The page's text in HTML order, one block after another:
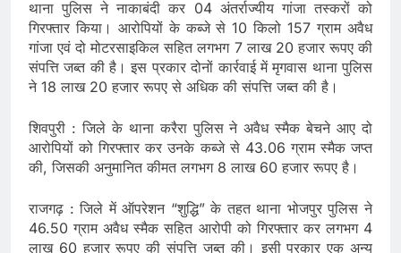
थाना पुलिस ने नाकाबंदी कर 04 अंतर्राज्यीय गांजा तस्करों को
गिरफ्तार किया। आरोपियों के कब्जे से 10 किलो 157 ग्राम अवैध
गांजा एवं दो मोटरसाइकिल सहित लगभग 7 लाख 20 हजार रूपए की
संपत्ति जब्‍त की है। इस प्रकार दोनों कार्रवाई में मृगवास थाना पुलिस
ने 18 लाख 20 हजार रूपए से अधिक की संपत्ति जब्‍त की है।
शिवपुरी : जिले के थाना करैरा पुलिस ने अवैध स्मैक बेचने आए दो
आरोपियों को गिरफ्तार कर उनके कब्जे से 43.06 ग्राम स्मैक जप्त
की, जिसकी अनुमानित कीमत लगभग 8 लाख 60 हजार रूपए है।
राजगढ़ : जिले में ऑपरेशन “शुद्धि” के तहत थाना भोजपुर पुलिस ने
46.50 ग्राम अवैध स्मैक सहित आरोपी को गिरफ्तार कर लगभग 4
लाख 60 हजार रूपए की संपत्ति जब्‍त की। इसी प्रकार एक अन्‍य